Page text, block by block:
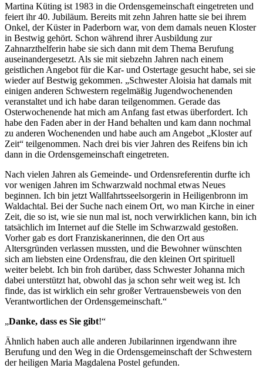
Martina Küting ist 1983 in die Ordensgemeinschaft eingetreten und
feiert ihr 40. Jubiläum. Bereits mit zehn Jahren hatte sie bei ihrem
Onkel, der Küster in Paderborn war, von dem damals neuen Kloster
in Bestwig gehört. Schon während ihrer Ausbildung zur
Zahnarzthelferin habe sie sich dann mit dem Thema Berufung
auseinandergesetzt. Als sie mit siebzehn Jahren nach einem
geistlichen Angebot für die Kar- und Ostertage gesucht habe, sei sie
wieder auf Bestwig gekommen. „Schwester Aloisia hat damals mit
einigen anderen Schwestern regelmäßig Jugendwochenenden
veranstaltet und ich habe daran teilgenommen. Gerade das
Osterwochenende hat mich am Anfang fast etwas überfordert. Ich
habe den Faden aber in der Hand behalten und kam dann nochmal
zu anderen Wochenenden und habe auch am Angebot „Kloster auf
Zeit“ teilgenommen. Nach drei bis vier Jahren des Reifens bin ich
dann in die Ordensgemeinschaft eingetreten.
Nach vielen Jahren als Gemeinde- und Ordensreferentin durfte ich
vor wenigen Jahren im Schwarzwald nochmal etwas Neues
beginnen. Ich bin jetzt Wallfahrtsseelsorgerin in Heiligenbronn im
Waldachtal. Bei der Suche nach einem Ort, wo man Kirche in einer
Zeit, die so ist, wie sie nun mal ist, noch verwirklichen kann, bin ich
tatsächlich im Internet auf die Stelle im Schwarzwald gestoßen.
Vorher gab es dort Franziskanerinnen, die den Ort aus
Altersgründen verlassen mussten, und die Bewohner wünschten
sich am liebsten eine Ordensfrau, die den kleinen Ort spirituell
weiter belebt. Ich bin froh darüber, dass Schwester Johanna mich
dabei unterstützt hat, obwohl das ja schon sehr weit weg ist. Ich
finde, das ist wirklich ein sehr großer Vertrauensbeweis von den
Verantwortlichen der Ordensgemeinschaft.“
„Danke, dass es Sie gibt!“
Ähnlich haben auch alle anderen Jubilarinnen irgendwann ihre
Berufung und den Weg in die Ordensgemeinschaft der Schwestern
der heiligen Maria Magdalena Postel gefunden.